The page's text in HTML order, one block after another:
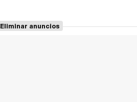
Eliminar anuncios